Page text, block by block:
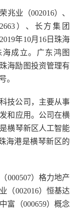
兆业（002016）、
）、长方集团
年10月16日珠海
成立。广东鸿图
海励图投资管理有
。
技公司，主要从事
和应用。公司在横
横琴新区人工智能
海港是横琴新区的
000507）格力地产
（002016）恒基达
富（000659）概念